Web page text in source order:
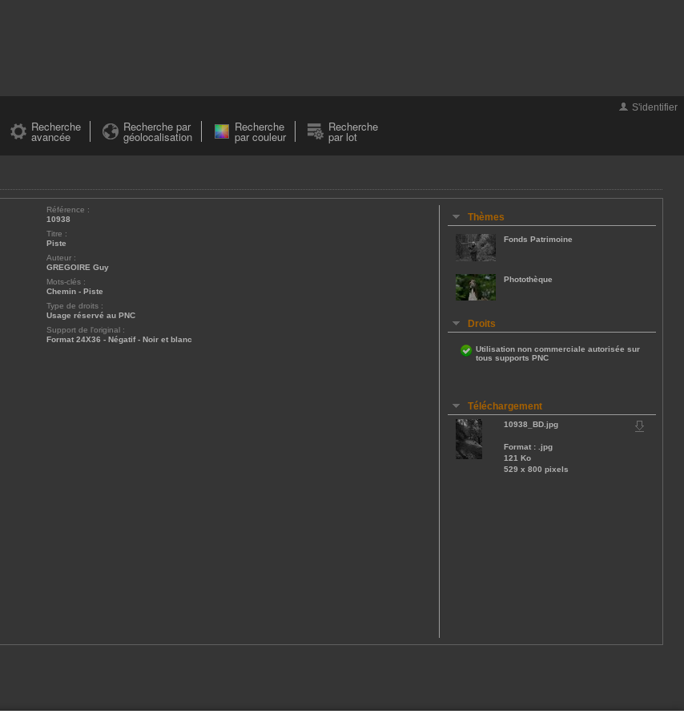
S'identifier
Recherche
avancée
Recherche par
géolocalisation
Recherche
par couleur
Recherche
par lot
Référence :
10938
Titre :
Piste
Auteur :
GREGOIRE Guy
Mots-clés :
Chemin - Piste
Type de droits :
Usage réservé au PNC
Support de l'original :
Format 24X36 - Négatif - Noir et blanc
Thèmes
Fonds Patrimoine
Photothèque
Droits
Utilisation non commerciale autorisée sur
tous supports PNC
Téléchargement
10938_BD.jpg
Format : .jpg
121 Ko
529 x 800 pixels